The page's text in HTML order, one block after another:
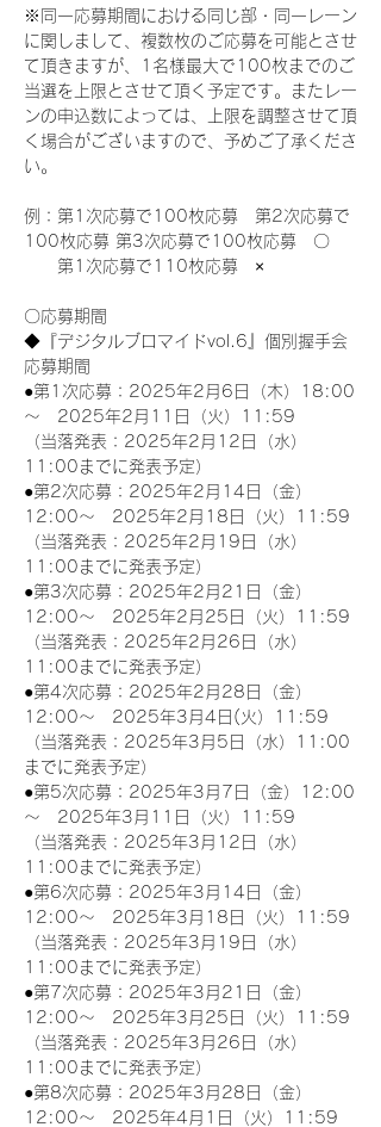
※同一応募期間における同じ部・同一レーン
に関しまして、複数枚のご応募を可能とさせ
て頂きますが、1名様最大で100枚までのご
当選を上限とさせて頂く予定です。またレー
ンの申込数によっては、上限を調整させて頂
く場合がございますので、予めご了承くださ
い。
例：第1次応募で100枚応募　第2次応募で
100枚応募 第3次応募で100枚応募　〇
第1次応募で110枚応募　×
〇応募期間
◆『デジタルブロマイドvol.6』個別握手会
応募期間
●第1次応募：2025年2月6日（木）18:00
～　2025年2月11日（火）11:59
（当落発表：2025年2月12日（水）
11:00までに発表予定）
●第2次応募：2025年2月14日（金）
12:00～　2025年2月18日（火）11:59
（当落発表：2025年2月19日（水）
11:00までに発表予定）
●第3次応募：2025年2月21日（金）
12:00～　2025年2月25日（火）11:59
（当落発表：2025年2月26日（水）
11:00までに発表予定）
●第4次応募：2025年2月28日（金）
12:00～　2025年3月4日(火）11:59
（当落発表：2025年3月5日（水）11:00
までに発表予定）
●第5次応募：2025年3月7日（金）12:00
～　2025年3月11日（火）11:59
（当落発表：2025年3月12日（水）
11:00までに発表予定）
●第6次応募：2025年3月14日（金）
12:00～　2025年3月18日（火）11:59
（当落発表：2025年3月19日（水）
11:00までに発表予定）
●第7次応募：2025年3月21日（金）
12:00～　2025年3月25日（火）11:59
（当落発表：2025年3月26日（水）
11:00までに発表予定）
●第8次応募：2025年3月28日（金）
12:00～　2025年4月1日（火）11:59